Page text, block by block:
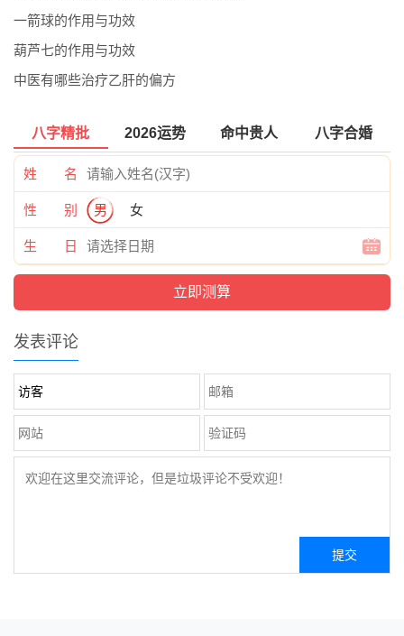
一箭球的作用与功效
葫芦七的作用与功效
中医有哪些治疗乙肝的偏方
八字精批 2026运势 命中贵人 八字合婚
姓 名
性 别 男 女
生 日
发表评论